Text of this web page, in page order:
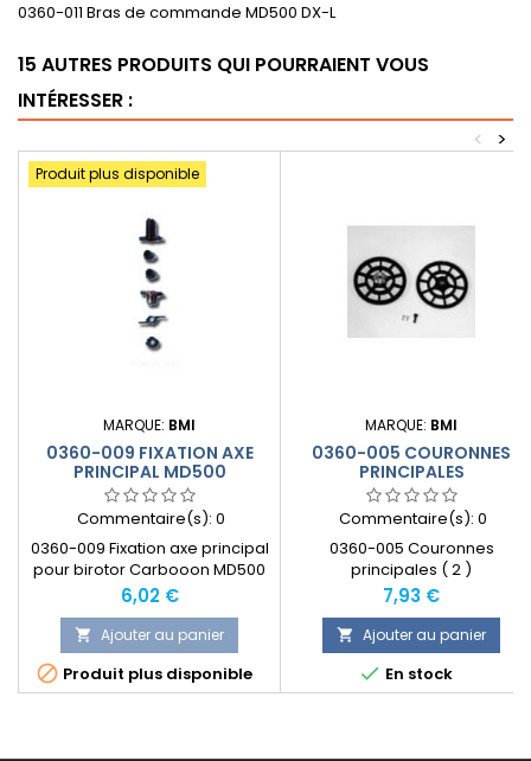
0360-011 Bras de commande MD500 DX-L
15 AUTRES PRODUITS QUI POURRAIENT VOUS
INTÉRESSER :
>
<
Produit plus disponible
MARQUE: BMI
0360-009 FIXATION AXE
PRINCIPAL MD500
Commentaire(s): 0
0360-009 Fixation axe principal
pour birotor Carbooon MD500
DX-L
Prix
6,02 €
 Ajouter au panier
 Produit plus disponible
MARQUE: BMI
0360-005 COURONNES
PRINCIPALES
Commentaire(s): 0
0360-005 Couronnes
principales ( 2 )
Prix
7,93 €
 Ajouter au panier
 En stock